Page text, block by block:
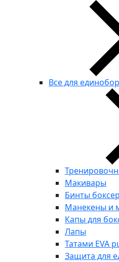
Все для
Макивары
Бинты
Манекены и
Капы для
Лапы
Татами EVA
Защита для